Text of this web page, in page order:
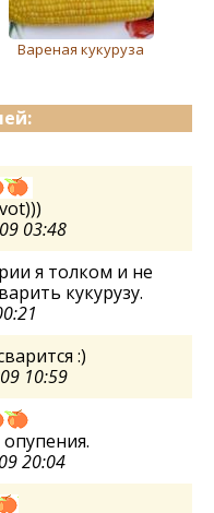
Вареная кукуруза
03:48
я толком и не
кукурузу.
:)
10:59
20:04